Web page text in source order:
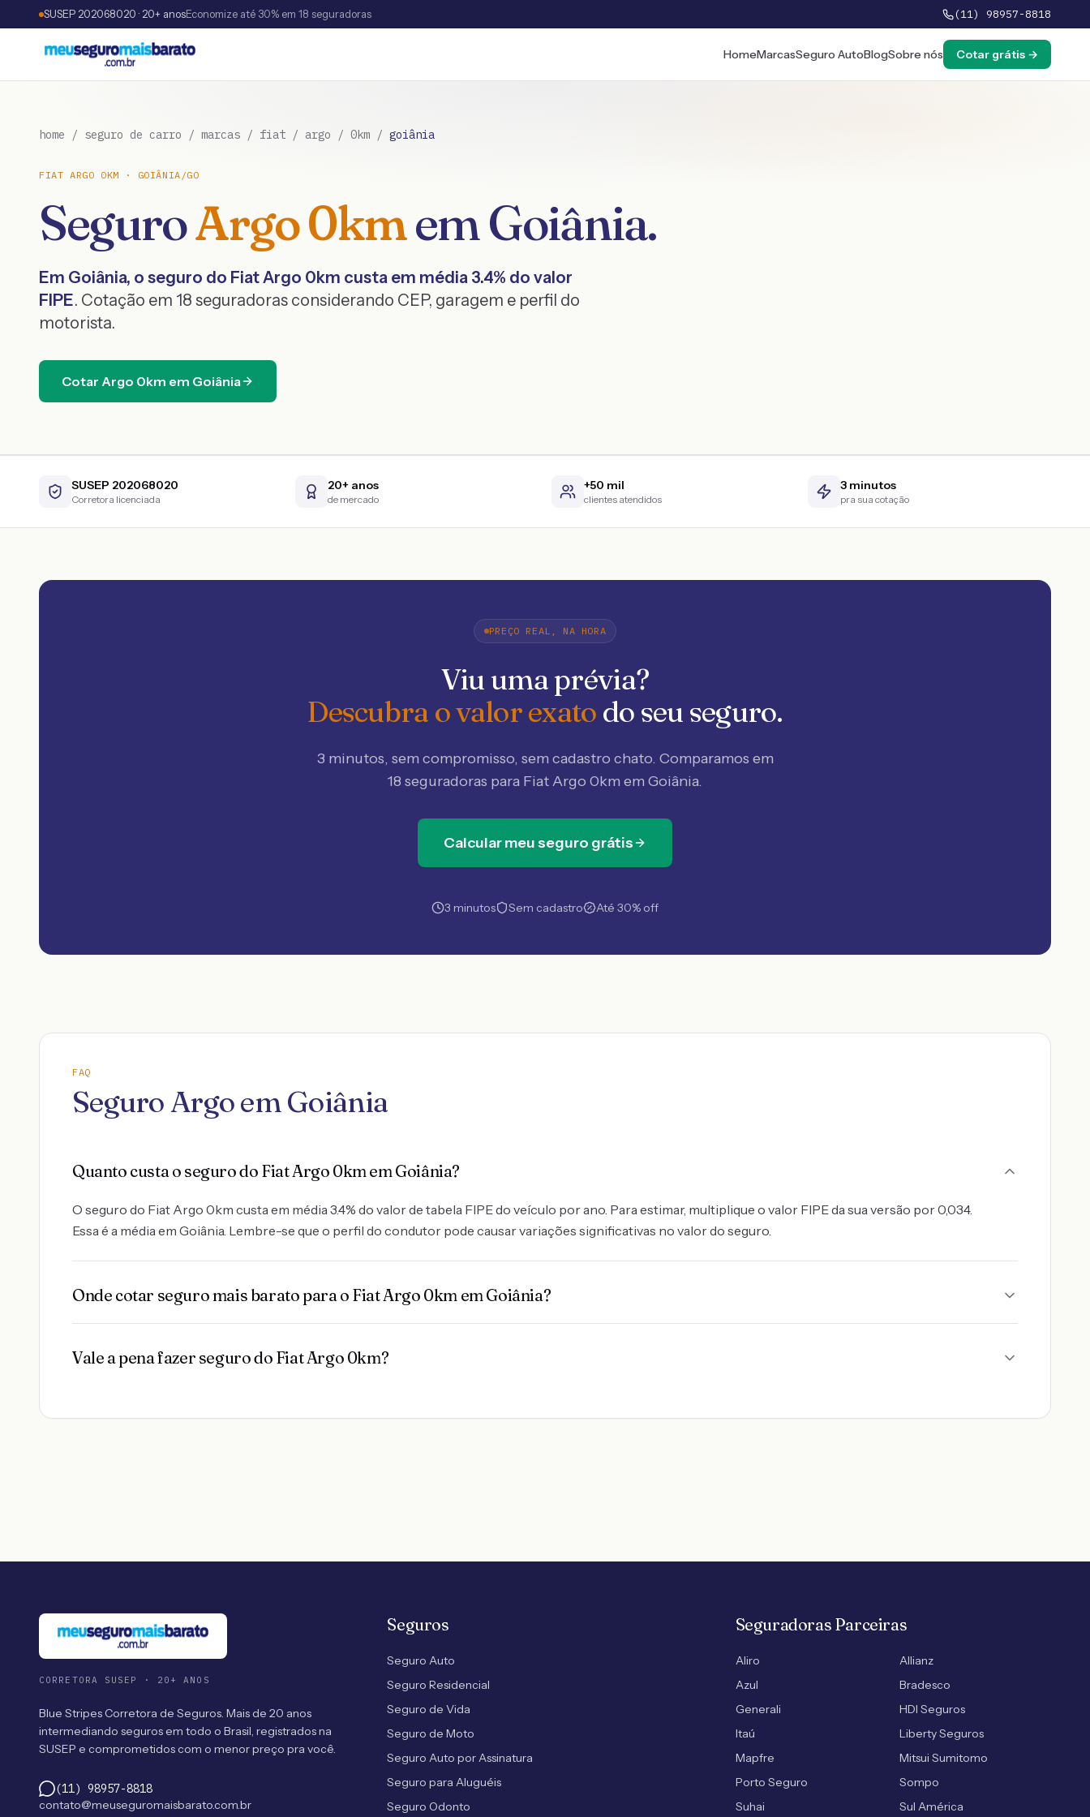
SUSEP 202068020 · 20+ anosEconomize até 30% em 18 seguradoras (11) 98957-8818
HomeMarcasSeguro AutoBlogSobre nós Cotar grátis →
home / seguro de carro / marcas / fiat / argo / 0km / goiânia
FIAT ARGO 0KM · GOIÂNIA /GO
SeguroArgo0kmemGoiânia.
Em Goiânia, o seguro do FiatArgo 0km custa em média 3.4% do valor
FIPE. Cotação em 18 seguradoras considerando CEP, garagem e perfil do
motorista.
Cotar Argo 0km em Goiânia
SUSEP 202068020
Corretora licenciada
20+ anos
de mercado
+50 mil
clientes atendidos
3 minutos
pra sua cotação
PREÇO REAL, NA HORA
Viu uma prévia?
Descubra o valor exato do seu seguro.
3 minutos, sem compromisso, sem cadastro chato. Comparamos em
18 seguradoras para Fiat Argo 0km em Goiânia.
Calcular meu seguro grátis
3 minutos Sem cadastro Até 30% off
FAQ
Seguro Argo em Goiânia
Quanto custa o seguro do Fiat Argo 0km em Goiânia?
O seguro do Fiat Argo 0km custa em média 3.4% do valor de tabela FIPE do veículo por ano. Para estimar, multiplique o valor FIPE da sua versão por 0,034.
Essa é a média em Goiânia. Lembre-se que o perfil do condutor pode causar variações significativas no valor do seguro.
Onde cotar seguro mais barato para o Fiat Argo 0km em Goiânia?
Vale a pena fazer seguro do Fiat Argo 0km?
CORRETORA SUSEP · 20+ ANOS
Blue Stripes Corretora de Seguros. Mais de 20 anos
intermediando seguros em todo o Brasil, registrados na
SUSEP e comprometidos com o menor preço pra você.
(11) 98957-8818
contato@meuseguromaisbarato.com.br
Seguros
Seguro Auto
Seguro Residencial
Seguro de Vida
Seguro de Moto
Seguro Auto por Assinatura
Seguro para Aluguéis
Seguro Odonto
Seguradoras Parceiras
Aliro
Allianz
Azul
Bradesco
Generali
HDI Seguros
Itaú
Liberty Seguros
Mapfre
Mitsui Sumitomo
Porto Seguro
Sompo
Suhai
Sul América